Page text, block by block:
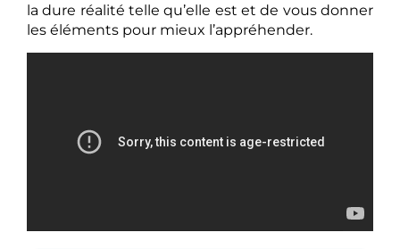
la dure réalité telle qu’elle est et de vous donner
les éléments pour mieux l’appréhender.